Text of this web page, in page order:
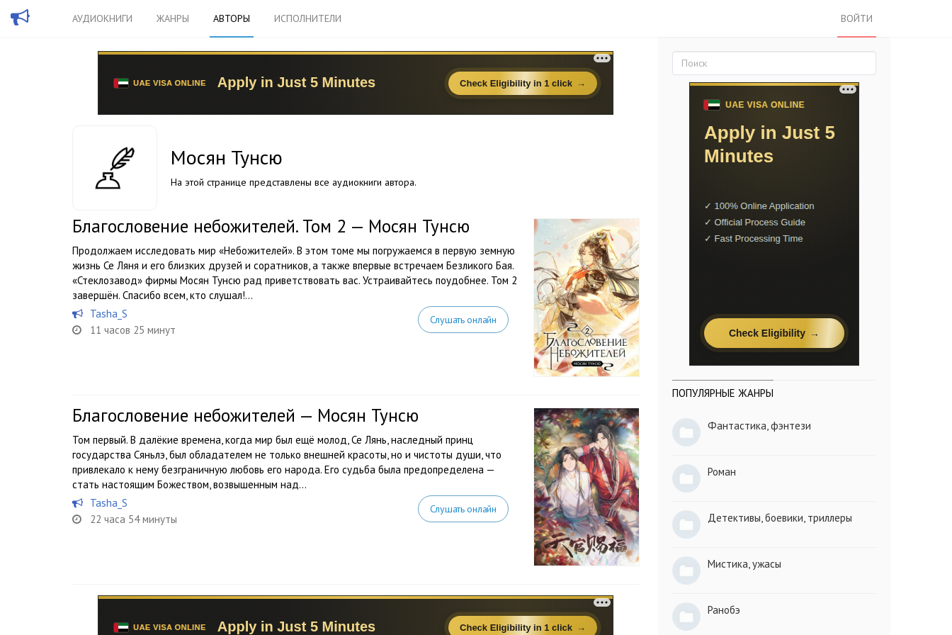
АУДИОКНИГИ ЖАНРЫ АВТОРЫ ИСПОЛНИТЕЛИ ВОЙТИ
Мосян Тунсю
На этой странице представлены все аудиокниги автора.
Благословение небожителей. Том 2 — Мосян Тунсю
Продолжаем исследовать мир «Небожителей». В этом томе мы погружаемся в первую земную
жизнь Се Ляня и его близких друзей и соратников, а также впервые встречаем Безликого Бая.
«Стеклозавод» фирмы Мосян Тунсю рад приветствовать вас. Устраивайтесь поудобнее. Том 2
завершён. Спасибо всем, кто слушал!...
Tasha_S
11 часов 25 минут
Слушать онлайн
Благословение небожителей — Мосян Тунсю
Том первый. В далёкие времена, когда мир был ещё молод, Се Лянь, наследный принц
государства Сяньлэ, был обладателем не только внешней красоты, но и чистоты души, что
привлекало к нему безграничную любовь его народа. Его судьба была предопределена —
стать настоящим Божеством, возвышенным над...
Tasha_S
22 часа 54 минуты
Слушать онлайн
ПОПУЛЯРНЫЕ ЖАНРЫ
Фантастика, фэнтези
Роман
Детективы, боевики, триллеры
Мистика, ужасы
Ранобэ